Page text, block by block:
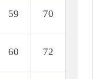
59 70
60 72